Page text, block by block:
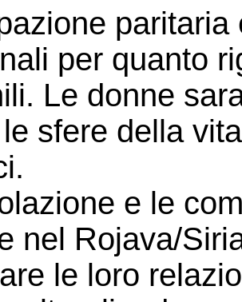
per quanto
Le donne
sfere della
e le
nel Rojava/
le loro